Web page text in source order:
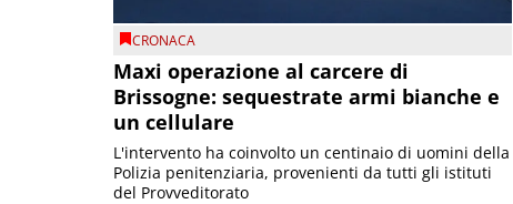
CRONACA
Maxi operazione al carcere di
Brissogne: sequestrate armi bianche e
un cellulare
L'intervento ha coinvolto un centinaio di uomini della
Polizia penitenziaria, provenienti da tutti gli istituti
del Provveditorato